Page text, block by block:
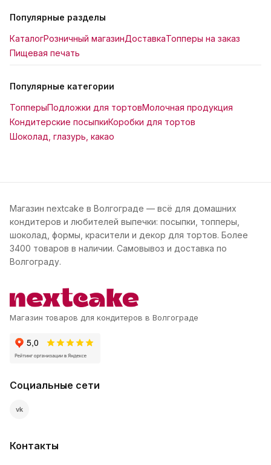
Популярные разделы
КаталогРозничный магазинДоставкаТопперы на заказ
Пищевая печать
Популярные категории
ТопперыПодложки для тортовМолочная продукция
Кондитерские посыпкиКоробки для тортов
Шоколад, глазурь, какао
Магазин nextcake в Волгограде — всё для домашних
кондитеров и любителей выпечки: посыпки, топперы,
шоколад, формы, красители и декор для тортов. Более
3400 товаров в наличии. Самовывоз и доставка по
Волгограду.
Магазин товаров для кондитеров в Волгограде
Социальные сети
vk
Контакты